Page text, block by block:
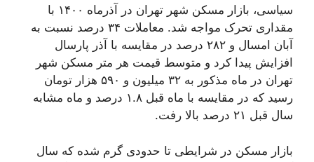
سیاسی، بازار مسکن شهر تهران در آذرماه ۱۴۰۰ با
مقداری تحرک مواجه شد. معاملات ۳۴ درصد نسبت به
آبان امسال و ۲۸۲ درصد در مقایسه با آذر پارسال
افزایش پیدا کرد و متوسط قیمت هر متر مسکن شهر
تهران در ماه مذکور به ۳۲ میلیون و ۵۹۰ هزار تومان
رسید که در مقایسه با ماه قبل ۱.۸ درصد و ماه مشابه
سال قبل ۲۱ درصد بالا رفت.
بازار مسکن در شرایطی تا حدودی گرم شده که سال